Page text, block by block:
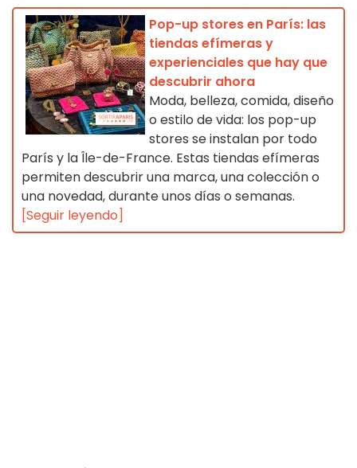
Pop-up stores en París: las
tiendas efímeras y
experienciales que hay que
descubrir ahora
Moda, belleza, comida, diseño
o estilo de vida: los pop-up
stores se instalan por todo
París y la Île-de-France. Estas tiendas efímeras
permiten descubrir una marca, una colección o
una novedad, durante unos días o semanas.
[Seguir leyendo]